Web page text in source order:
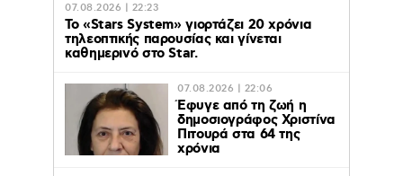
07.08.2026 | 22:23
Το «Stars System» γιορτάζει 20 χρόνια
τηλεοπτικής παρουσίας και γίνεται
καθημερινό στο Star.
07.08.2026 | 22:06
Έφυγε από τη ζωή η
δημοσιογράφος Χριστίνα
Πιτουρά στα 64 της
χρόνια